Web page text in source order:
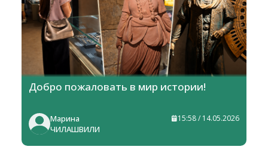
Добро пожаловать в мир истории!
Марина
ЧИЛАШВИЛИ
15:58 / 14.05.2026